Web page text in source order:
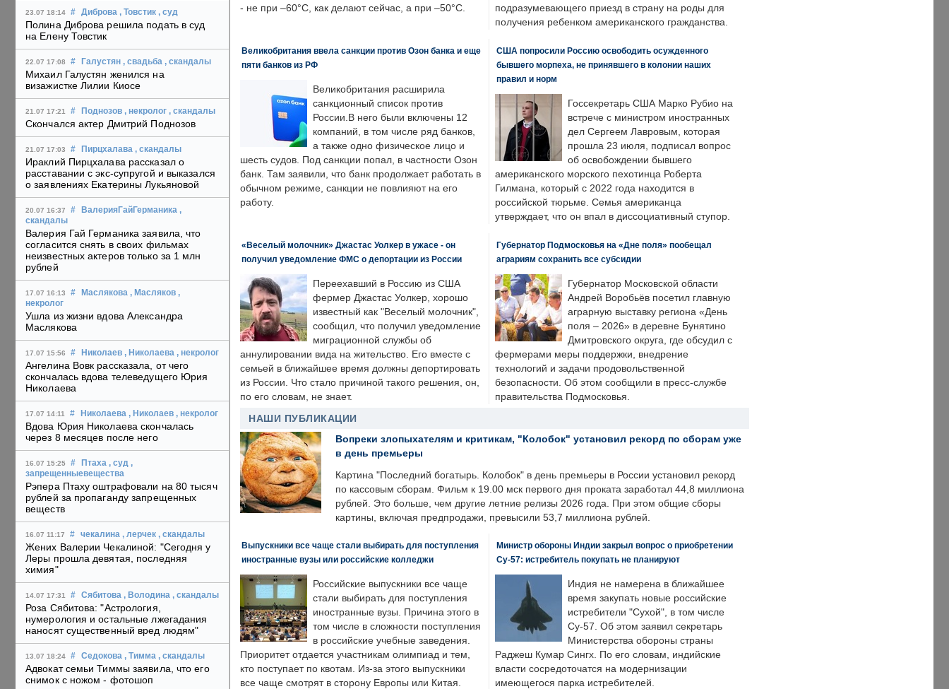
23.07 18:14 # Диброва , Товстик , суд
Полина Диброва решила подать в суд
на Елену Товстик
22.07 17:08 # Галустян , свадьба , скандалы
Михаил Галустян женился на
визажистке Лилии Киосе
21.07 17:21 # Поднозов , некролог , скандалы
Скончался актер Дмитрий Поднозов
21.07 17:03 # Пирцхалава , скандалы
Ираклий Пирцхалава рассказал о
расставании с экс-супругой и выказался
о заявлениях Екатерины Лукьяновой
20.07 16:37 # ВалерияГайГерманика ,
скандалы
Валерия Гай Германика заявила, что
согласится снять в своих фильмах
неизвестных актеров только за 1 млн
рублей
17.07 16:13 # Маслякова , Масляков ,
некролог
Ушла из жизни вдова Александра
Маслякова
17.07 15:56 # Николаев , Николаева , некролог
Ангелина Вовк рассказала, от чего
скончалась вдова телеведущего Юрия
Николаева
17.07 14:11 # Николаева , Николаев , некролог
Вдова Юрия Николаева скончалась
через 8 месяцев после него
16.07 15:25 # Птаха , суд ,
запрещенныевещества
Рэпера Птаху оштрафовали на 80 тысяч
рублей за пропаганду запрещенных
веществ
16.07 11:17 # чекалина , лерчек , скандалы
Жених Валерии Чекалиной: "Сегодня у
Леры прошла девятая, последняя
химия"
14.07 17:31 # Сябитова , Володина , скандалы
Роза Сябитова: "Астрология,
нумерология и остальные лжегадания
наносят существенный вред людям"
13.07 18:24 # Седокова , Тимма , скандалы
Адвокат семьи Тиммы заявила, что его
снимок с ножом - фотошоп
- не при –60°C, как делают сейчас, а при –50°C.
подразумевающего приезд в страну на роды для
получения ребенком американского гражданства.
Великобритания ввела санкции против Озон банка и еще
пяти банков из РФ
Великобритания расширила
санкционный список против
России.В него были включены 12
компаний, в том числе ряд банков,
а также одно физическое лицо и
шесть судов. Под санкции попал, в частности Озон
банк. Там заявили, что банк продолжает работать в
обычном режиме, санкции не повлияют на его
работу.
США попросили Россию освободить осужденного
бывшего морпеха, не принявшего в колонии наших
правил и норм
Госсекретарь США Марко Рубио на
встрече с министром иностранных
дел Сергеем Лавровым, которая
прошла 23 июля, подписал вопрос
об освобождении бывшего
американского морского пехотинца Роберта
Гилмана, который с 2022 года находится в
российской тюрьме. Семья американца
утверждает, что он впал в диссоциативный ступор.
«Веселый молочник» Джастас Уолкер в ужасе - он
получил уведомление ФМС о депортации из России
Переехавший в Россию из США
фермер Джастас Уолкер, хорошо
известный как "Веселый молочник",
сообщил, что получил уведомление
миграционной службы об
аннулировании вида на жительство. Его вместе с
семьей в ближайшее время должны депортировать
из России. Что стало причиной такого решения, он,
по его словам, не знает.
Губернатор Подмосковья на «Дне поля» пообещал
аграриям сохранить все субсидии
Губернатор Московской области
Андрей Воробьёв посетил главную
аграрную выставку региона «День
поля – 2026» в деревне Бунятино
Дмитровского округа, где обсудил с
фермерами меры поддержки, внедрение
технологий и задачи продовольственной
безопасности. Об этом сообщили в пресс-службе
правительства Подмосковья.
НАШИ ПУБЛИКАЦИИ
Вопреки злопыхателям и критикам, "Колобок" установил рекорд по сборам уже
в день премьеры
Картина "Последний богатырь. Колобок" в день премьеры в России установил рекорд
по кассовым сборам. Фильм к 19.00 мск первого дня проката заработал 44,8 миллиона
рублей. Это больше, чем другие летние релизы 2026 года. При этом общие сборы
картины, включая предпродажи, превысили 53,7 миллиона рублей.
Выпускники все чаще стали выбирать для поступления
иностранные вузы или российские колледжи
Российские выпускники все чаще
стали выбирать для поступления
иностранные вузы. Причина этого в
том числе в сложности поступления
в российские учебные заведения.
Приоритет отдается участникам олимпиад и тем,
кто поступает по квотам. Из-за этого выпускники
все чаще смотрят в сторону Европы или Китая.
Министр обороны Индии закрыл вопрос о приобретении
Су-57: истребитель покупать не планируют
Индия не намерена в ближайшее
время закупать новые российские
истребители "Сухой", в том числе
Су-57. Об этом заявил секретарь
Министерства обороны страны
Раджеш Кумар Сингх. По его словам, индийские
власти сосредоточатся на модернизации
имеющегося парка истребителей.